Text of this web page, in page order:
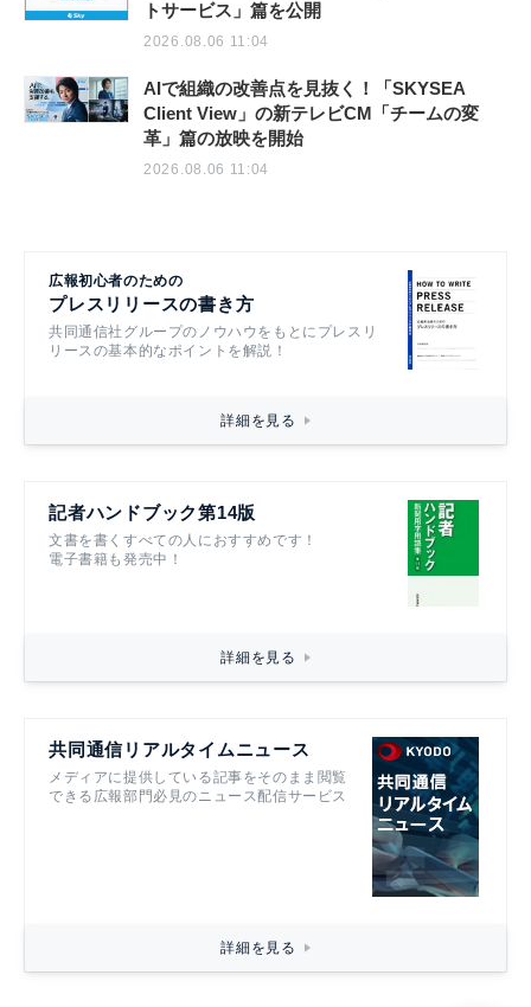
トサービス」篇を公開
2026.08.06 11:04
AIで組織の改善点を見抜く！「SKYSEA
Client View」の新テレビCM「チームの変
革」篇の放映を開始
2026.08.06 11:04
広報初心者のための
プレスリリースの書き方
共同通信社グループのノウハウをもとにプレスリ
リースの基本的なポイントを解説！
詳細を見る
記者ハンドブック第14版
文書を書くすべての人におすすめです！
電子書籍も発売中！
詳細を見る
共同通信リアルタイムニュース
メディアに提供している記事をそのまま閲覧
できる広報部門必見のニュース配信サービス
詳細を見る